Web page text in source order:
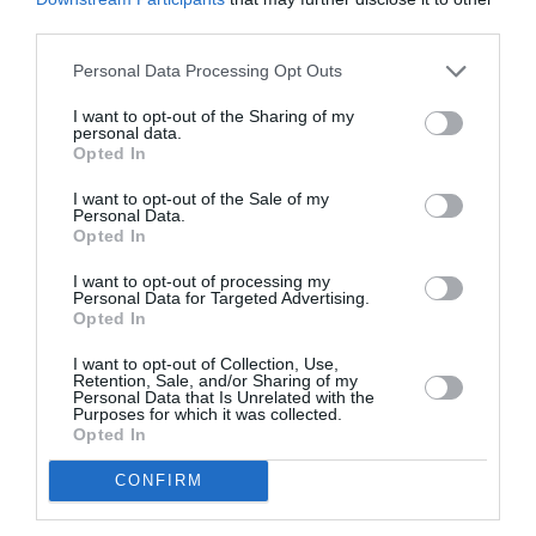
Personal Data Processing Opt Outs
I want to opt-out of the Sharing of my
personal data.
Opted In
I want to opt-out of the Sale of my
Personal Data.
Opted In
I want to opt-out of processing my
Personal Data for Targeted Advertising.
Opted In
I want to opt-out of Collection, Use,
Retention, Sale, and/or Sharing of my
Personal Data that Is Unrelated with the
Purposes for which it was collected.
Opted In
CONFIRM
– η Μαρία τα ήθελε
όλα: Ένα κοινωνικό
βιβλίο για γυναίκες
Χωματηνός –
Βρίκελοι: Το νέο του
Δημοφιλή Άρθρα
O «Οιδίποδας» του
Ρόμπερτ Άικ ξανά
Αυτοκράτειρα του